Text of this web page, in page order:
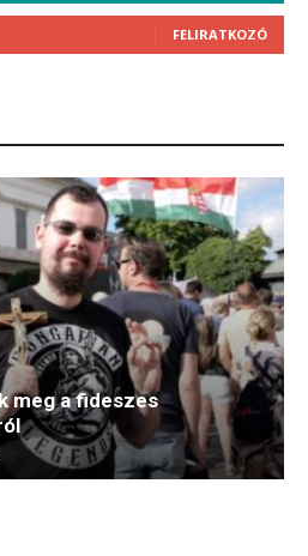
FELIRATKOZÓ
meg a fideszes